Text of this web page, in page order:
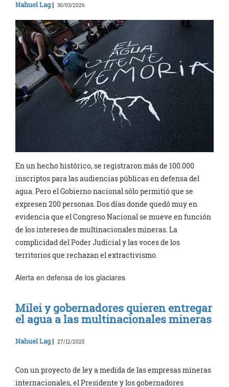
Nahuel Lag | 30/03/2026
En un hecho histórico, se registraron más de 100.000
inscriptos para las audiencias públicas en defensa del
agua. Pero el Gobierno nacional sólo permitió que se
expresen 200 personas. Dos días donde quedó muy en
evidencia que el Congreso Nacional se mueve en función
de los intereses de multinacionales mineras. La
complicidad del Poder Judicial y las voces de los
territorios que rechazan el extractivismo.
Alerta en defensa de los glaciares
Milei y gobernadores quieren entregar
el agua a las multinacionales mineras
Nahuel Lag | 27/12/2025
Con un proyecto de ley a medida de las empresas mineras
internacionales, el Presidente y los gobernadores